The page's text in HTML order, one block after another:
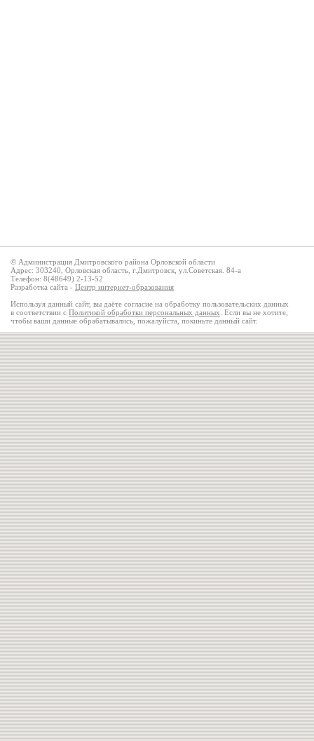
© Администрация Дмитровского района Орловской области
Адрес: 303240, Орловская область, г.Дмитровск, ул.Советская. 84-а
Телефон: 8(48649) 2-13-52
Разработка сайта - Центр интернет-образования
Используя данный сайт, вы даёте согласие на обработку пользовательских данных
в соответствии с Политикой обработки персональных данных . Если вы не хотите,
чтобы ваши данные обрабатывались, пожалуйста, покиньте данный сайт.